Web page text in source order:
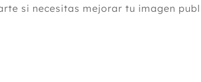
si necesitas mejorar tu imagen